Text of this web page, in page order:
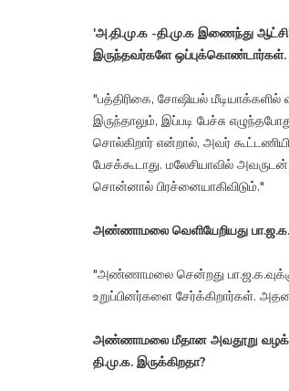
'அ.தி.மு.க -தி.மு.க இணைந்து
இருந்தவர்களே
"பத்திரிகை, சோஷியல்
இருந்தாலும், இப்படி பேச்சு
சொல்கிறார் என்றால், அவர்
பேசக்கூடாது. மலேசியாவில்
சொன்னால் பிரச்னையாகிவிடும்."
அண்ணாமலை வெளியேறியது
"அண்ணாமலை சென்றது
உறுப்பினர்களை சேர்க்கிறார்கள்.
அண்ணாமலை மீதான அவதூறு வழக்கை
தி.மு.க. இருக்கிறதா?